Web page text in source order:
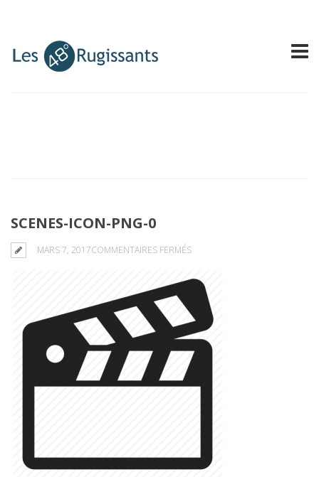
SCENES-ICON-PNG-0
MARS 7, 2017COMMENTAIRES FERMÉSSUR
ICON-
PNG-
0